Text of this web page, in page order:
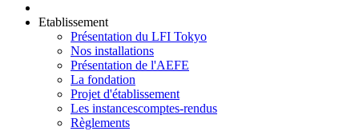
Etablissement
Présentation du LFI Tokyo
Nos installations
Présentation de l'AEFE
La fondation
Projet d'établissement
Les instancescomptes-rendus
Règlements